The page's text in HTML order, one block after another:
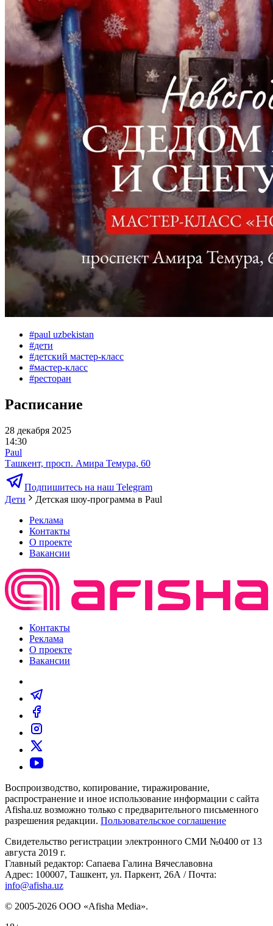
#paul uzbekistan
#дети
#детский мастер-класс
#мастер-класс
#ресторан
Расписание
28 декабря 2025
14:30
Paul
Ташкент, просп. Амира Темура, 60
Подпишитесь на наш Telegram
Дети
Детская шоу-программа в Paul
Реклама
Контакты
О проекте
Вакансии
Контакты
Реклама
О проекте
Вакансии
Воспроизводство, копирование, тиражирование,
распространение и иное использование информации с сайта
Afisha.uz возможно только с предварительного письменного
разрешения редакции. Пользовательское соглашение
Свидетельство регистрации электронного СМИ №0400 от 13
августа 2019 г.
Главный редактор: Сапаева Галина Вячеславовна
Адрес: 100007, Ташкент, ул. Паркент, 26А / Почта:
info@afisha.uz
© 2005-2026 ООО «Afisha Media».